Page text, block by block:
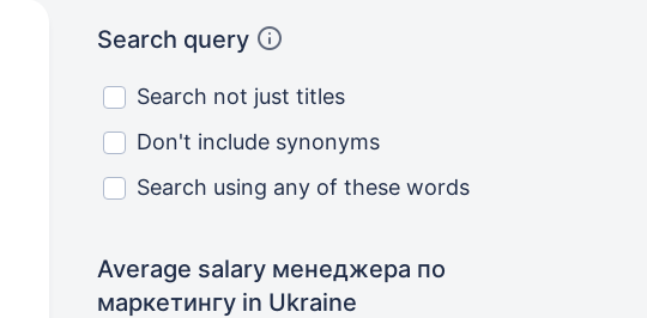
Search query
Search not just titles
Don't include synonyms
Search using any of these words
Average salary менеджера по
маркетингу in Ukraine